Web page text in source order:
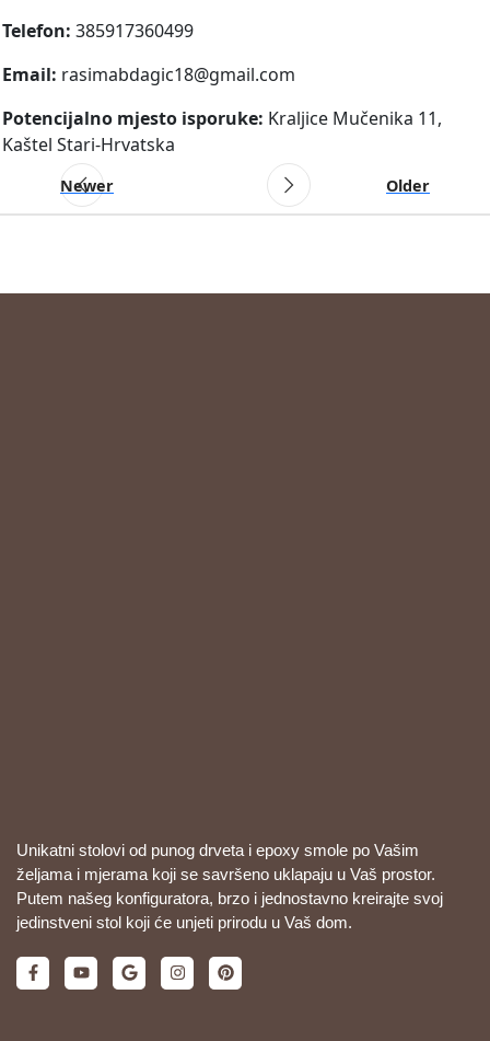
Telefon: 385917360499
Email: rasimabdagic18@gmail.com
Potencijalno mjesto isporuke: Kraljice Mučenika 11,
Kaštel Stari-Hrvatska
Newer Older
Unikatni stolovi od punog drveta i epoxy smole po Vašim
željama i mjerama koji se savršeno uklapaju u Vaš prostor.
Putem našeg konfiguratora, brzo i jednostavno kreirajte svoj
jedinstveni stol koji će unjeti prirodu u Vaš dom.